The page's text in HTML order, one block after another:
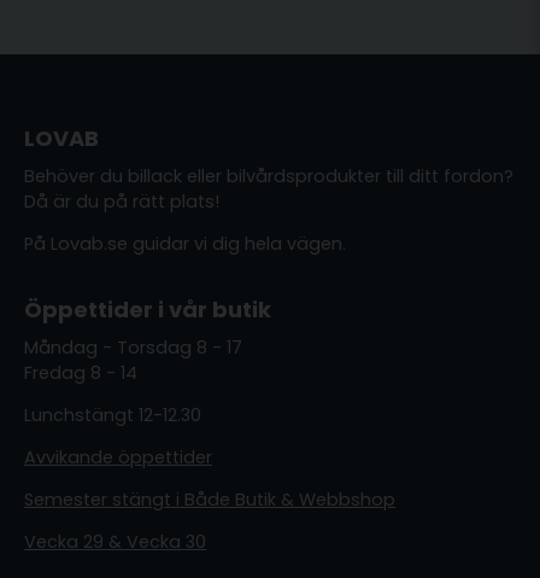
LOVAB
Behöver du billack eller bilvårdsprodukter till ditt fordon?
Då är du på rätt plats!
På Lovab.se guidar vi dig hela vägen.
Öppettider i vår butik
Måndag - Torsdag 8 - 17
Fredag 8 - 14
Lunchstängt 12-12.30
Avvikande öppettider
Semester stängt i Både Butik & Webbshop
Vecka 29 & Vecka 30